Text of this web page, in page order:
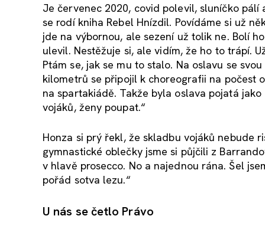
Je červenec 2020, covid polevil, sluníčko
se rodí kniha Rebel Hnízdil. Povídáme si už
jde na výbornou, ale sezení už tolik ne. Bolí
ulevil. Nestěžuje si, ale vidím, že ho to trápí.
Ptám se, jak se mu to stalo. Na oslavu se
kilometrů se připojil k choreografii na počest
na spartakiádě. Takže byla oslava pojatá
vojáků, ženy poupat.“
Honza si prý řekl, že skladbu vojáků nebude
gymnastické oblečky jsme si půjčili z
v hlavě prosecco. No a najednou rána. Šel
pořád sotva lezu.“
U nás se četlo Právo